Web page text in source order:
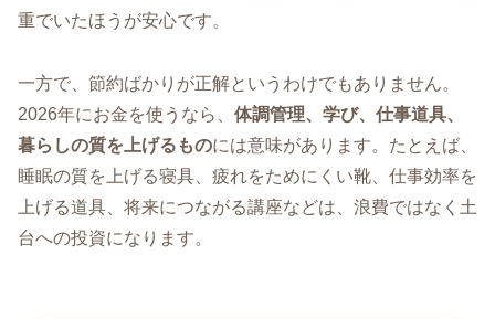
重でいたほうが安心です。
一方で、節約ばかりが正解というわけでもありません。
2026年にお金を使うなら、 体調管理、学び、仕事道具、
暮らしの質を上げるものには意味があります。たとえば、
睡眠の質を上げる寝具、疲れをためにくい靴、仕事効率を
上げる道具、将来につながる講座などは、浪費ではなく土
台への投資になります。